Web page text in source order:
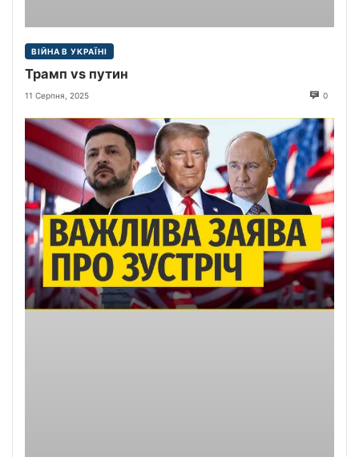
ВІЙНА В УКРАЇНІ
Трамп vs путин
11 Серпня, 2025 0